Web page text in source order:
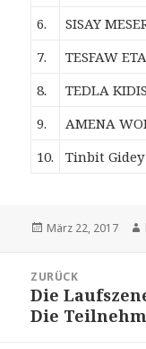
6.
SISAY
7.
TESFAW
8.
TEDLA
9.
AMENA
10.
Tinbit Gidey
Veröffentlicht
März 22, 2017
Navigation
ZURÜCK
Vorheriger
Beitrag:
Die
Die